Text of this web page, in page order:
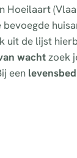
Hoeilaart
uit de lijst
wachtzoek
een